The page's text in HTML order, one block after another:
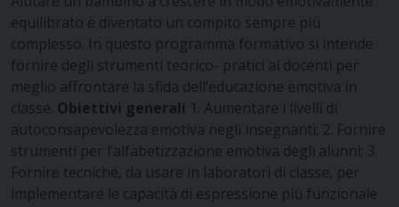
equilibrato è diventato un compito sempre più
complesso. In questo programma formativo si intende
fornire degli strumenti teorico- pratici ai docenti per
meglio affrontare la sfida dell’educazione emotiva in
classe. Obiettivi generali 1. Aumentare i livelli di
autoconsapevolezza emotiva negli insegnanti; 2. Fornire
strumenti per l’alfabetizzazione emotiva degli alunni; 3.
Fornire tecniche, da usare in laboratori di classe, per
implementare le capacità di espressione più funzionale